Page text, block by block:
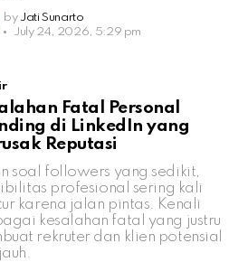
by Jati Sunarto
July 24, 2026, 5:29 pm
Fatal Personal
di LinkedIn yang
Reputasi
soal followers yang sedikit,
profesional sering kali
karena jalan pintas. Kenali
kesalahan fatal yang justru
rekruter dan klien potensial